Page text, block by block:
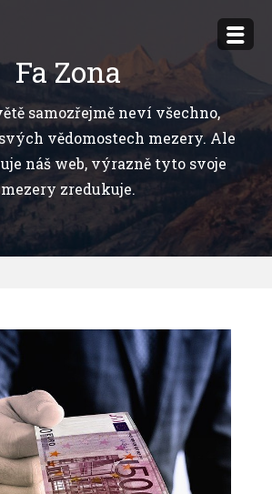
Fa Zona
samozřejmě neví všechno,
vědomostech mezery. Ale
náš web, výrazně tyto svoje
mezery zredukuje.